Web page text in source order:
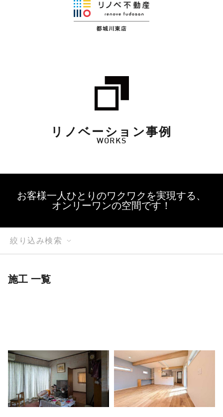
リノベーション事例
WORKS
お客様一人ひとりのワクワクを実現する、
オンリーワンの空間です！
絞り込み検索
施工 一覧